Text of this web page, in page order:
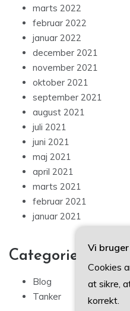
marts 2022
februar 2022
januar 2022
december 2021
november 2021
oktober 2021
september 2021
august 2021
juli 2021
juni 2021
maj 2021
april 2021
marts 2021
februar 2021
januar 2021
Categories
Blog
Tanker
Vi
Cookies
at sikre,
korrekt.